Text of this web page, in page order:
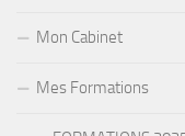
Mon Cabinet
Mes Formations